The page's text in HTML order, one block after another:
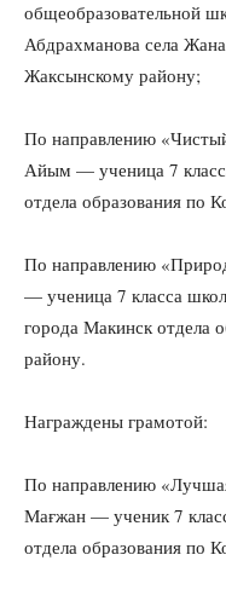
общеобразовательной
Абдрахманова села
Жаксынскому району;
По направлению
Айым — ученица 7
отдела образования по
По направлению
— ученица 7 класса
города Макинск отдела
району.
Награждены грамотой:
По направлению
Мағжан — ученик 7
отдела образования по